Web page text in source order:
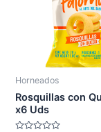
Horneados
Rosquillas con
x6 Uds